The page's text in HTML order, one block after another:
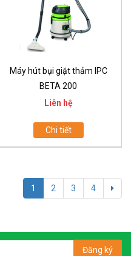
Máy hút bụi giặt thảm IPC
BETA 200
Liên hệ
Chi tiết
1 2 3 4
Đăng ký